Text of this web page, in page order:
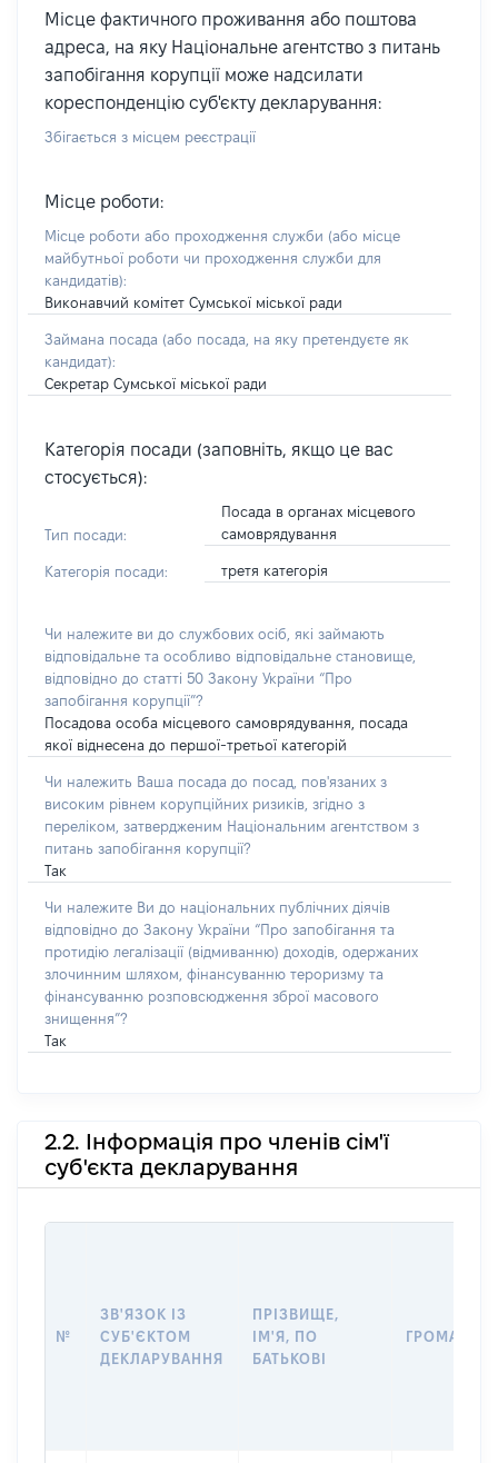
Місце фактичного проживання або поштова
адреса, на яку Національне агентство з питань
запобігання корупції може надсилати
кореспонденцію суб'єкту декларування:
Збігається з місцем реєстрації
Місце роботи:
Місце роботи або проходження служби (або місце
майбутньої роботи чи проходження служби для
кандидатів):
Виконавчий комітет Сумської міської ради
Займана посада (або посада, на яку претендуєте як
кандидат):
Секретар Сумської міської ради
Категорія посади (заповніть, якщо це вас
стосується):
Тип посади:
Посада в органах місцевого
самоврядування
Категорія посади: третя категорія
Чи належите ви до службових осіб, які займають
відповідальне та особливо відповідальне становище,
відповідно до статті 50 Закону України “Про
запобігання корупції”?
Посадова особа місцевого самоврядування, посада
якої віднесена до першої-третьої категорій
Чи належить Ваша посада до посад, пов'язаних з
високим рівнем корупційних ризиків, згідно з
переліком, затвердженим Національним агентством з
питань запобігання корупції?
Так
Чи належите Ви до національних публічних діячів
відповідно до Закону України “Про запобігання та
протидію легалізації (відмиванню) доходів, одержаних
злочинним шляхом, фінансуванню тероризму та
фінансуванню розповсюдження зброї масового
знищення”?
Так
2.2. Інформація про членів сім'ї
суб'єкта декларування
№
ЗВ'ЯЗОК ІЗ
СУБ'ЄКТОМ
ДЕКЛАРУВАННЯ
ПРІЗВИЩЕ,
ІМ'Я, ПО
БАТЬКОВІ